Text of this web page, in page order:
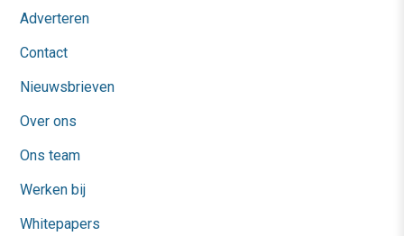
Adverteren
Contact
Nieuwsbrieven
Over ons
Ons team
Werken bij
Whitepapers